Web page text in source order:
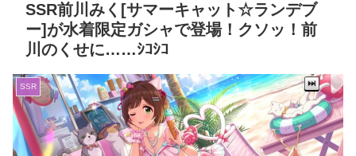
SSR前川みく[サマーキャット☆ランデブ
ー]が水着限定ガシャで登場！クソッ！前
川のくせに……ｼｺｼｺ
SSR